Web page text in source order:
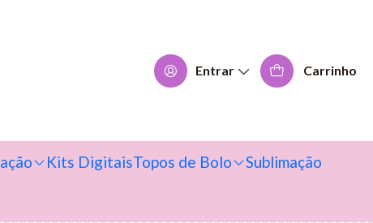
Entrar Carrinho
Kits DigitaisTopos de Bolo Sublimação